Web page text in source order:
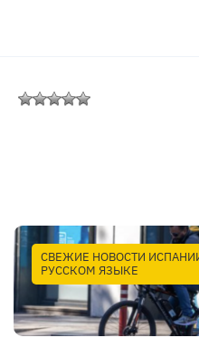
СВЕЖИЕ НОВОСТИ
РУССКОМ ЯЗЫКЕ